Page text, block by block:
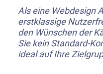
Als eine Webdesign
erstklassige
den Wünschen der
Sie kein Standard-
ideal auf Ihre